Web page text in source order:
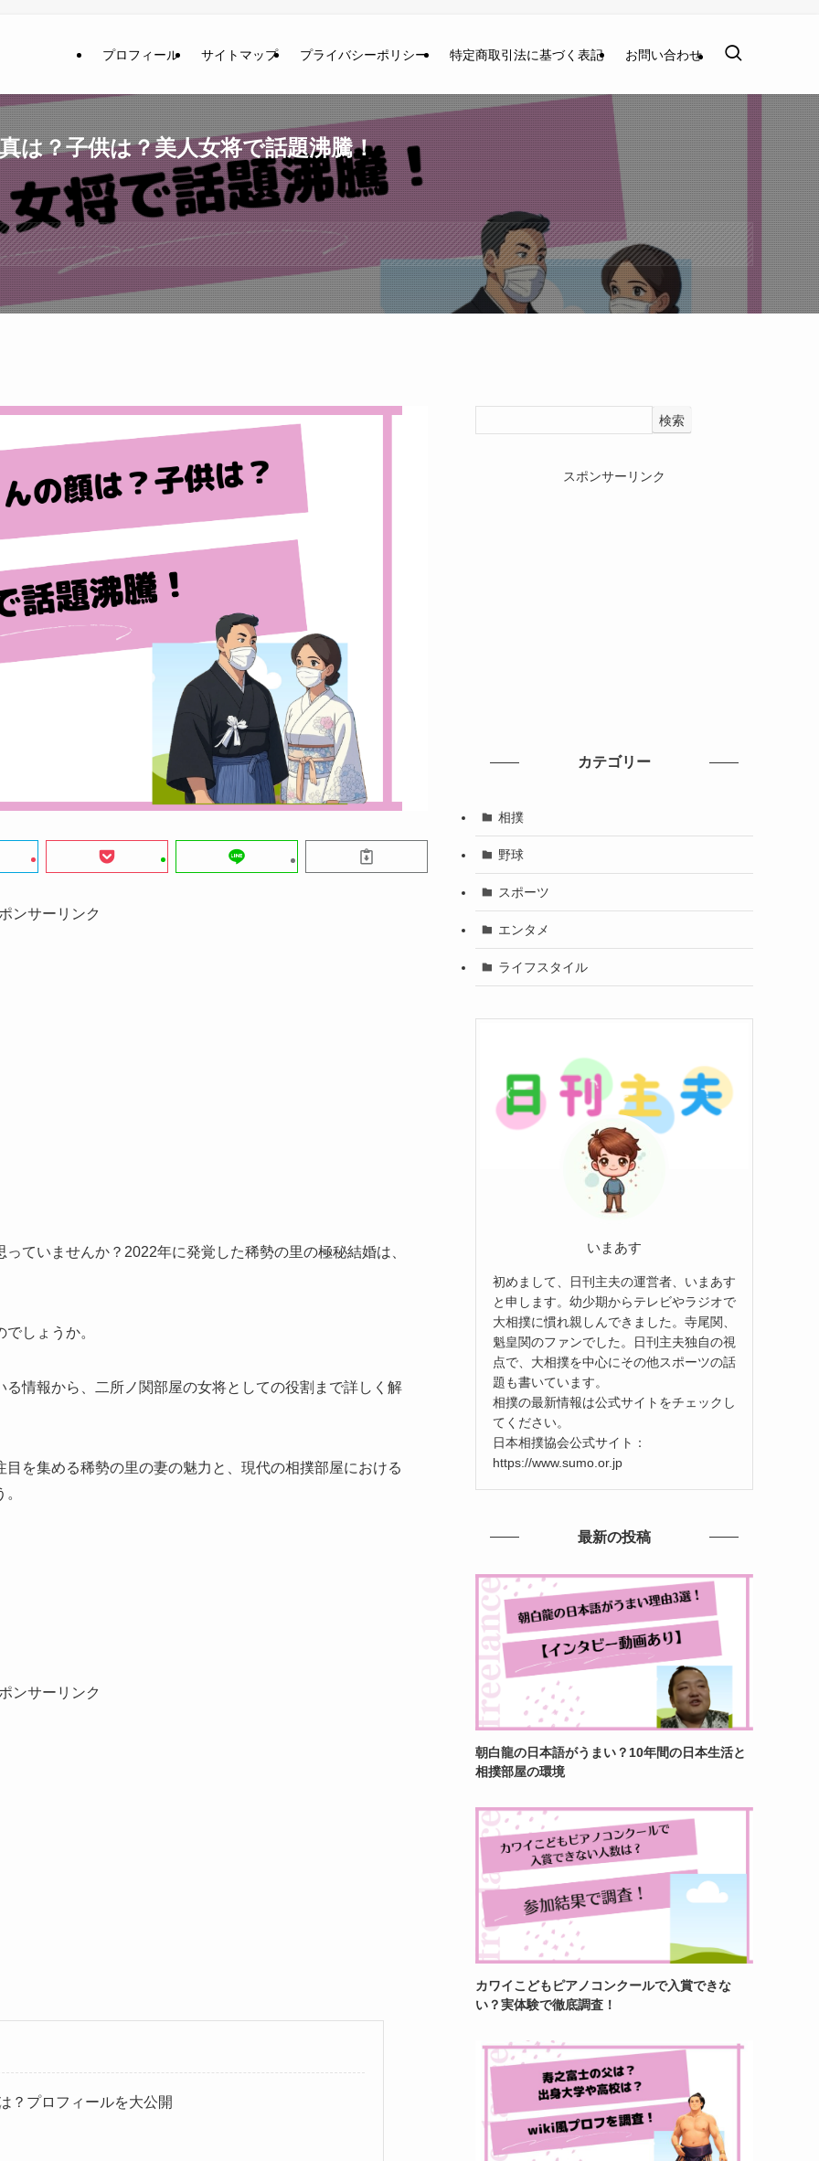
プロフィール サイトマップ プライバシーポリシー 特定商取引法に基づく表記 お問い合わせ
は？子供は？美人女将で話題沸騰！
ンサーリンク
ていませんか？2022年に発覚した稀勢の里の極秘結婚は、
しょうか。
情報から、二所ノ関部屋の女将としての役割まで詳しく解
を集める稀勢の里の妻の魅力と、現代の相撲部屋における
ンサーリンク
？プロフィールを大公開
検索
スポンサーリンク
カテゴリー
相撲
野球
スポーツ
エンタメ
ライフスタイル
いまあす
初めまして、日刊主夫の運営者、いまあす
と申します。幼少期からテレビやラジオで
大相撲に慣れ親しんできました。寺尾関、
魁皇関のファンでした。日刊主夫独自の視
点で、大相撲を中心にその他スポーツの話
題も書いています。
相撲の最新情報は公式サイトをチェックし
てください。
日本相撲協会公式サイト：
https://www.sumo.or.jp
最新の投稿
朝白龍の日本語がうまい？10年間の日本生活と
相撲部屋の環境
カワイこどもピアノコンクールで入賞できな
い？実体験で徹底調査！